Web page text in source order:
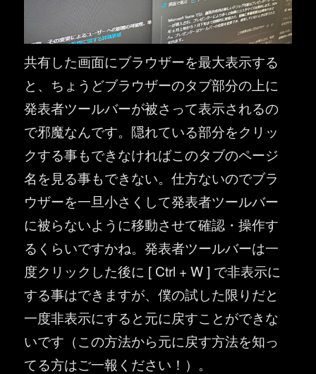
共有した画面にブラウザーを最大表示する
と、ちょうどブラウザーのタブ部分の上に
発表者ツールバーが被さって表示されるの
で邪魔なんです。隠れている部分をクリッ
クする事もできなければこのタブのページ
名を見る事もできない。仕方ないのでブラ
ウザーを一旦小さくして発表者ツールバー
に被らないように移動させて確認・操作す
るくらいですかね。発表者ツールバーは一
度クリックした後に [ Ctrl + W ] で非表示に
する事はできますが、僕の試した限りだと
一度非表示にすると元に戻すことができな
いです（この方法から元に戻す方法を知っ
てる方はご一報ください！）。